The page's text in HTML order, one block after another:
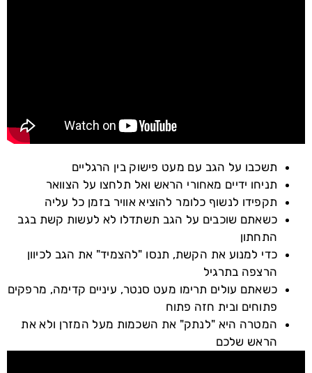
תשכבו על הגב עם מעט פישוק בין הרגליים
תניחו ידיים מאחורי הראש ואל תלחצו על הצוואר
תקפידו לנשוף כלומר להוציא אוויר בזמן כל עליה
כשאתם שוכבים על הגב תשתדלו לא לעשות קשת בגב
התחתון
כדי למנוע את הקשת, תנסו "להצמיד" את הגב לכיוון
הרצפה בתרגיל
כשאתם עולים תרימו מעט סנטר, עיניים קדימה, מרפקים
פתוחים ובית חזה פתוח
המטרה היא "לנתק" את השכמות מעל המזרן ולא את
הראש שלכם